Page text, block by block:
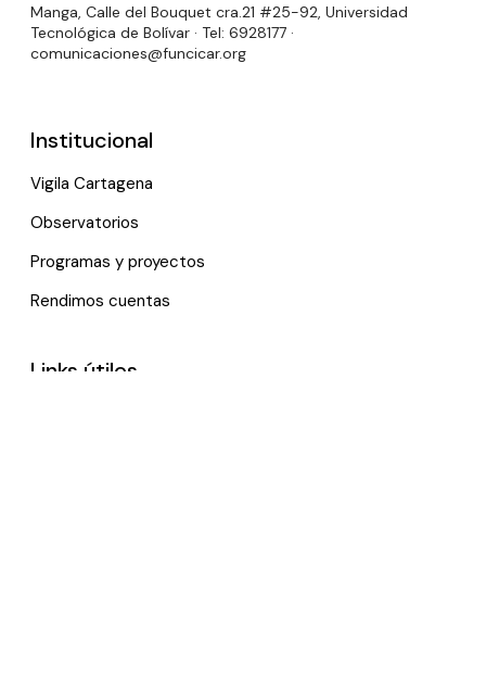
Manga, Calle del Bouquet cra.21 #25-92, Universidad
Tecnológica de Bolívar · Tel: 6928177 ·
comunicaciones@funcicar.org
Institucional
Vigila Cartagena
Observatorios
Programas y proyectos
Rendimos cuentas
Links útiles